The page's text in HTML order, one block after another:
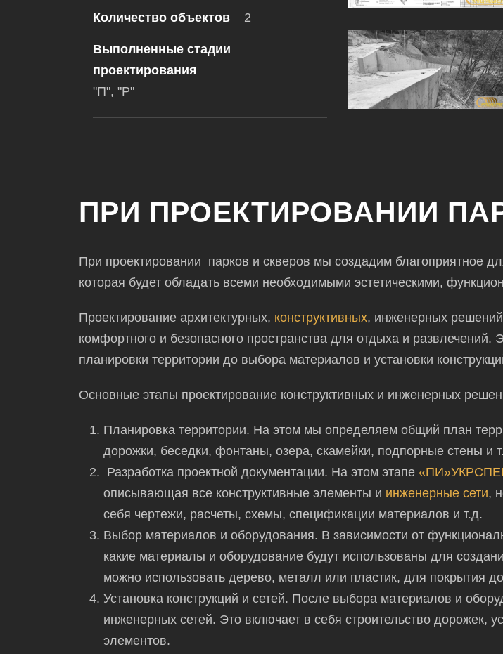
Количество объектов 2
Выполненные стадии
проектирования
"П", "Р"
ПРИ ПРОЕКТИРОВАНИИ
При проектировании парков и скверов мы создадим благоприятное
которая будет обладать всеми необходимыми эстетическими,
Проектирование архитектурных, конструктивных, инженерных
комфортного и безопасного пространства для отдыха и развлечений.
планировки территории до выбора материалов и установки
Основные этапы проектирование конструктивных и инженерных
Планировка территории. На этом мы определяем общий план
дорожки, беседки, фонтаны, озера, скамейки, подпорные стены и
Разработка проектной документации. На этом этапе «ПИ»
описывающая все конструктивные элементы и инженерные сети,
себя чертежи, расчеты, схемы, спецификации материалов и т.д.
Выбор материалов и оборудования. В зависимости от
какие материалы и оборудование будут использованы для
можно использовать дерево, металл или пластик, для покрытия
Установка конструкций и сетей. После выбора материалов и
инженерных сетей. Это включает в себя строительство дорожек,
элементов.